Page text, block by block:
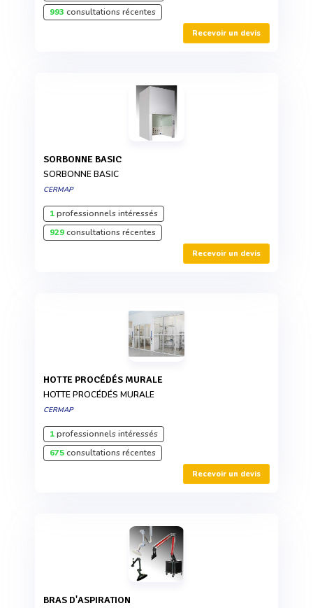
993 consultations récentes
Recevoir un devis
SORBONNE BASIC
SORBONNE BASIC
CERMAP
1professionnels intéressés
929consultations récentes
Recevoir un devis
HOTTE PROCÉDÉS MURALE
HOTTE PROCÉDÉS MURALE
CERMAP
1professionnels intéressés
675consultations récentes
Recevoir un devis
BRAS D'ASPIRATION